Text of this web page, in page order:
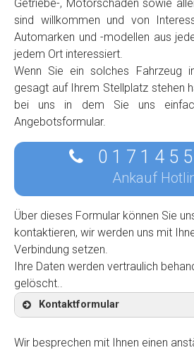
Getriebe-, Motorschaden sowie
sind willkommen und von
Automarken und -modellen aus
jedem Ort interessiert.
Wenn Sie ein solches Fahrzeug
gesagt auf Ihrem Stellplatz stehen
bei uns in dem Sie uns
Angebotsformular.
0 1 7 1 4 5
Ankauf
Über dieses Formular können Sie
kontaktieren, wir werden uns mit
Verbindung setzen.
Ihre Daten werden vertraulich
gelöscht..
Kontaktformular
Wir besprechen mit Ihnen einen